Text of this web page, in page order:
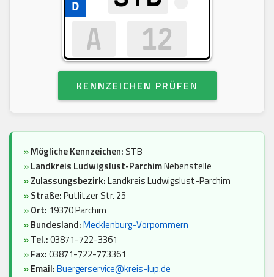
KENNZEICHEN PRÜFEN
»Mögliche Kennzeichen: STB
»Landkreis Ludwigslust-ParchimNebenstelle
»Zulassungsbezirk:Landkreis Ludwigslust-Parchim
»Straße:Putlitzer Str. 25
»Ort: 19370 Parchim
»Bundesland:Mecklenburg-Vorpommern
»Tel.:03871-722-3361
»Fax:03871-722-773361
»Email:Buergerservice@kreis-lup.de